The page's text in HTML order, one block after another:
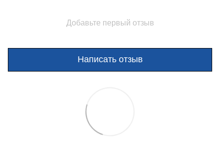
Добавьте первый отзыв
Написать отзыв